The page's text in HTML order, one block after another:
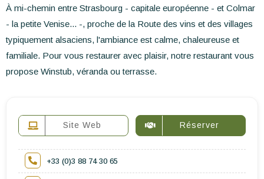
À mi-chemin entre Strasbourg - capitale européenne - et Colmar
- la petite Venise... -, proche de la Route des vins et des villages
typiquement alsaciens, l'ambiance est calme, chaleureuse et
familiale. Pour vous restaurer avec plaisir, notre restaurant vous
propose Winstub, véranda ou terrasse.
Site Web Réserver
+33 (0)3 88 74 30 65